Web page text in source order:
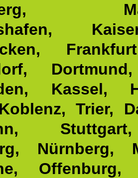
Kassel,
Trier,
Nürnberg,
Offenburg,